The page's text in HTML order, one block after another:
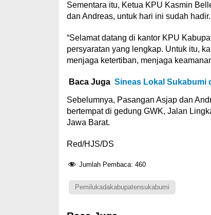
Sementara itu, Ketua KPU Kasmin
dan Andreas, untuk hari ini sudah hadir.
“Selamat datang di kantor KPU
persyaratan yang lengkap. Untuk itu,
menjaga ketertiban, menjaga
Baca Juga Sineas Lokal Sukabumi
Sebelumnya, Pasangan Asjap dan
bertempat di gedung GWK, Jalan
Jawa Barat.
Red/HJS/DS
Jumlah Pembaca: 460
Pemilukadakabupatensukabumi